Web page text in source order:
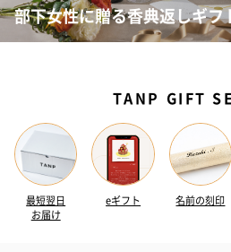
部下女性に贈る香典返しギ
TANP GIFT
最短翌日
お届け
eギフト 名前の刻印